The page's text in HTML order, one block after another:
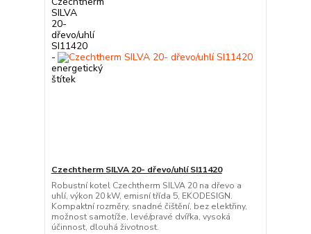
Czechtherm SILVA 20- dřevo/uhlí SI11420
Robustní kotel Czechtherm SILVA 20 na dřevo a
uhlí, výkon 20 kW, emisní třída 5, EKODESIGN.
Kompaktní rozměry, snadné čištění, bez elektřiny,
možnost samotíže, levé/pravé dvířka, vysoká
účinnost, dlouhá životnost.